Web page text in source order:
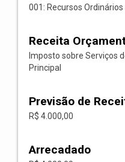
001: Recursos Ordinários
Receita
Imposto sobre Serviços
Principal
Previsão de
R$ 4.000,00
Arrecadado